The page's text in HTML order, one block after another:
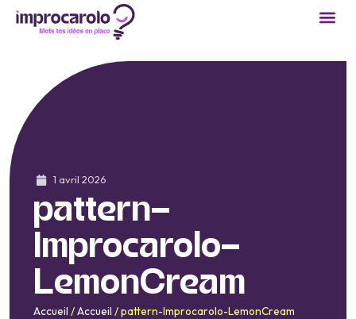
1 avril 2026
pattern-
Improcarolo-
LemonCream
Accueil /Accueil /pattern-Improcarolo-LemonCream